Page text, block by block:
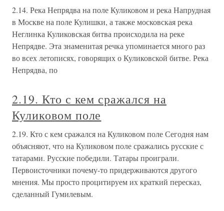
2.14. Река Непрядва на поле Куликовом и река Напрудная
в Москве на поле Кулишки, а также московская река
Неглинка Куликовская битва происходила на реке
Непрядве. Эта знаменитая речка упоминается много раз
во всех летописях, говорящих о Куликовской битве. Река
Непрядва, по
2.19. Кто с кем сражался на
Куликовом поле
2.19. Кто с кем сражался на Куликовом поле Сегодня нам
объясняют, что на Куликовом поле сражались русские с
татарами. Русские победили. Татары проиграли.
Первоисточники почему-то придерживаются другого
мнения. Мы просто процитируем их краткий пересказ,
сделанный Гумилевым.